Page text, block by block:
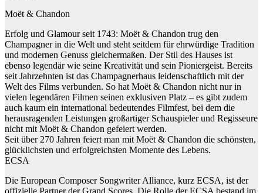
Moët & Chandon
Erfolg und Glamour seit 1743: Moët & Chandon trug den
Champagner in die Welt und steht seitdem für ehrwürdige Tradition
und modernen Genuss gleichermaßen. Der Stil des Hauses ist
ebenso legendär wie seine Kreativität und sein Pioniergeist. Bereits
seit Jahrzehnten ist das Champagnerhaus leidenschaftlich mit der
Welt des Films verbunden. So hat Moët & Chandon nicht nur in
vielen legendären Filmen seinen exklusiven Platz – es gibt zudem
auch kaum ein international bedeutendes Filmfest, bei dem die
herausragenden Leistungen großartiger Schauspieler und Regisseure
nicht mit Moët & Chandon gefeiert werden.
Seit über 270 Jahren feiert man mit Moët & Chandon die schönsten,
glücklichsten und erfolgreichsten Momente des Lebens.
ECSA
Die European Composer Songwriter Alliance, kurz ECSA, ist der